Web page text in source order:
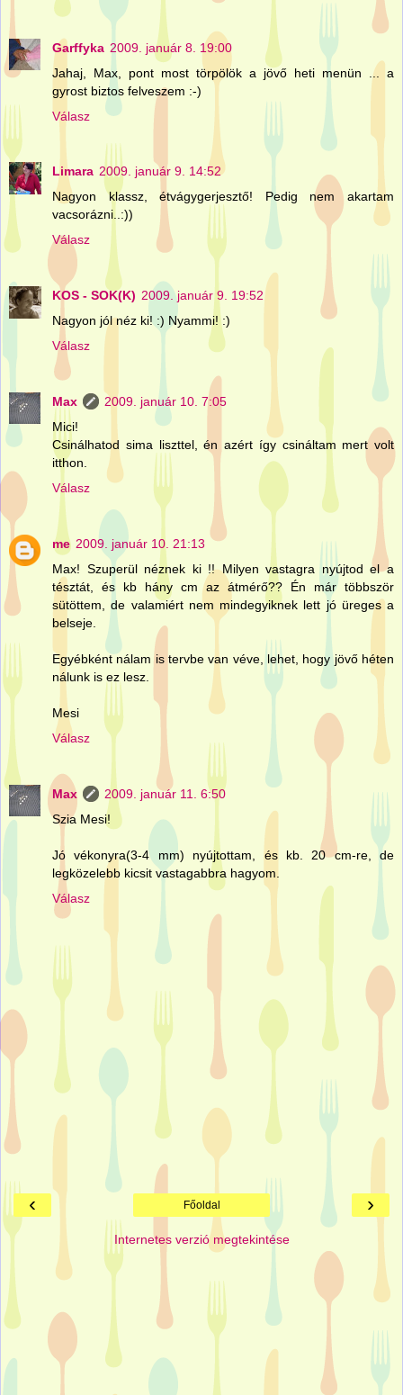
Garffyka 2009. január 8. 19:00
Jahaj, Max, pont most törpölök a jövő heti menün ... a
gyrost biztos felveszem :-)
Válasz
Limara 2009. január 9. 14:52
Nagyon klassz, étvágygerjesztő! Pedig nem akartam
vacsorázni..:))
Válasz
KOS - SOK(K) 2009. január 9. 19:52
Nagyon jól néz ki! :) Nyammi! :)
Válasz
Max
2009. január 10. 7:05
Mici!
Csinálhatod sima liszttel, én azért így csináltam mert volt
itthon.
Válasz
me 2009. január 10. 21:13
Max! Szuperül néznek ki !! Milyen vastagra nyújtod el a
tésztát, és kb hány cm az átmérő?? Én már többször
sütöttem, de valamiért nem mindegyiknek lett jó üreges a
belseje.
Egyébként nálam is tervbe van véve, lehet, hogy jövő héten
nálunk is ez lesz.
Mesi
Válasz
Max
2009. január 11. 6:50
Szia Mesi!
Jó vékonyra(3-4 mm) nyújtottam, és kb. 20 cm-re, de
legközelebb kicsit vastagabbra hagyom.
Válasz
‹ ›
Főoldal
Internetes verzió megtekintése